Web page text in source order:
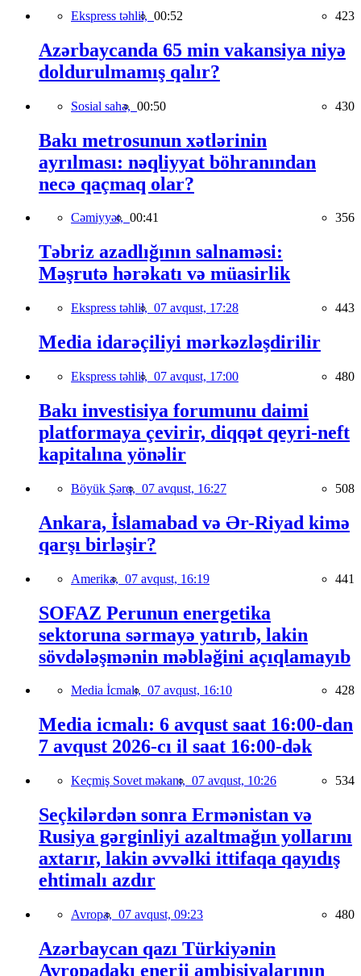
Ekspress təhlil, 00:52 423
Azərbaycanda 65 min vakansiya niyə
doldurulmamış qalır?
Sosial sahə, 00:50 430
Bakı metrosunun xətlərinin
ayrılması: nəqliyyat böhranından
necə qaçmaq olar?
Cəmiyyət, 00:41 356
Təbriz azadlığının salnaməsi:
Məşrutə hərəkatı və müasirlik
Ekspress təhlil, 07 avqust, 17:28 443
Media idarəçiliyi mərkəzləşdirilir
Ekspress təhlil, 07 avqust, 17:00 480
Bakı investisiya forumunu daimi
platformaya çevirir, diqqət qeyri-neft
kapitalına yönəlir
Böyük Şərq, 07 avqust, 16:27 508
Ankara, İslamabad və Ər-Riyad kimə
qarşı birləşir?
Amerika, 07 avqust, 16:19 441
SOFAZ Perunun energetika
sektoruna sərmayə yatırıb, lakin
sövdələşmənin məbləğini açıqlamayıb
Media İcmalı, 07 avqust, 16:10 428
Media icmalı: 6 avqust saat 16:00-dan
7 avqust 2026-cı il saat 16:00-dək
Keçmiş Sovet məkanı, 07 avqust, 10:26 534
Seçkilərdən sonra Ermənistan və
Rusiya gərginliyi azaltmağın yollarını
axtarır, lakin əvvəlki ittifaqa qayıdış
ehtimalı azdır
Avropa, 07 avqust, 09:23 480
Azərbaycan qazı Türkiyənin
Avropadakı enerji ambisiyalarının